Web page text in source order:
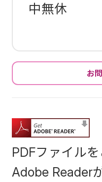
中無休
お
PDFファイル
Adobe Reader